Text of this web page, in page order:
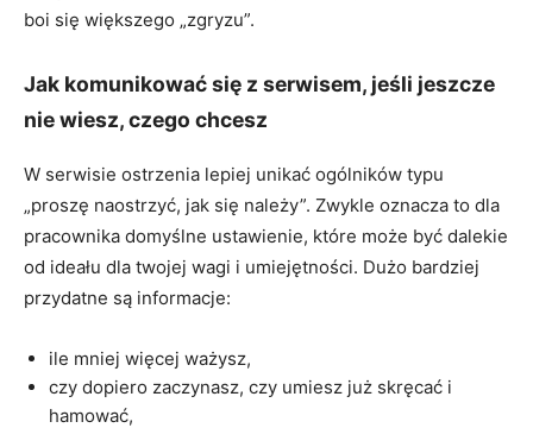
boi się większego „zgryzu”.
Jak komunikować się z serwisem, jeśli jeszcze
nie wiesz, czego chcesz
W serwisie ostrzenia lepiej unikać ogólników typu
„proszę naostrzyć, jak się należy”. Zwykle oznacza to dla
pracownika domyślne ustawienie, które może być dalekie
od ideału dla twojej wagi i umiejętności. Dużo bardziej
przydatne są informacje:
ile mniej więcej ważysz,
czy dopiero zaczynasz, czy umiesz już skręcać i
hamować,